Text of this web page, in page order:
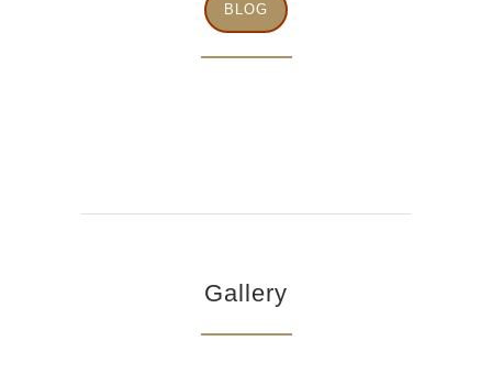
BLOG
Gallery